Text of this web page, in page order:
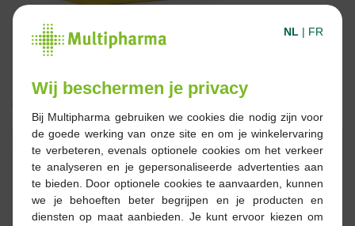
€ 6,10
Bestellen Reserveren
Op voorraad online
NL | FR
Wij beschermen je privacy
Bij Multipharma gebruiken we cookies die nodig zijn voor
de goede werking van onze site en om je winkelervaring
te verbeteren, evenals optionele cookies om het verkeer
te analyseren en je gepersonaliseerde advertenties aan
te bieden. Door optionele cookies te aanvaarden, kunnen
we je behoeften beter begrijpen en je producten en
diensten op maat aanbieden. Je kunt ervoor kiezen om